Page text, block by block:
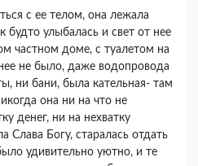
с ее телом, она лежала
будто улыбалась и свет от нее
частном доме, с туалетом на
не было, даже водопровода
ни бани, была кательная- там
она ни на что не
денег, ни на нехватку
Слава Богу, старалась отдать
удивительно уютно, и те